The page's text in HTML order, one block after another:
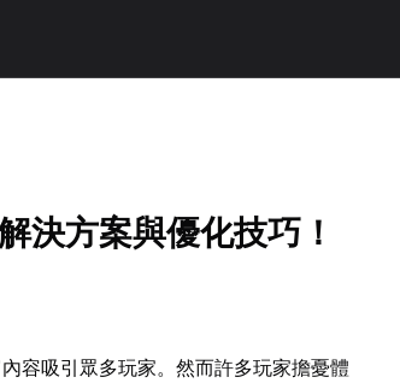
決方案與優化技巧！
容吸引眾多玩家。然而許多玩家擔憂體